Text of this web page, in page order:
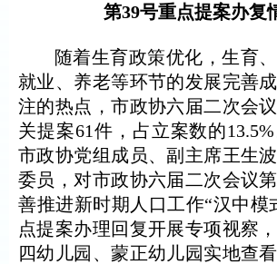
第39号重点提案办复
随着生育政策优化，生育
就业、养老等环节的发展完善
注的热点，市政协六届二次会
关提案61件，占立案数的13.5%
市政协党组成员、副主席王生
委员，对市政协六届二次会议
善推进新时期人口工作“汉中模
点提案办理回复开展专项视察
四幼儿园 、蒙正幼儿园实地查